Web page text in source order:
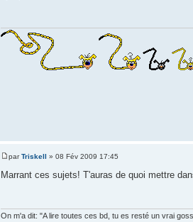
parTriskell » 08 Fév 2009 17:45
Marrant ces sujets! T'auras de quoi mettre
On m'a dit: "A lire toutes ces bd, tu es resté un vrai